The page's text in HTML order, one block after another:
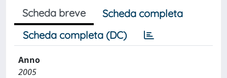
Scheda breve
Scheda completa
Scheda completa (DC)
Anno
2005